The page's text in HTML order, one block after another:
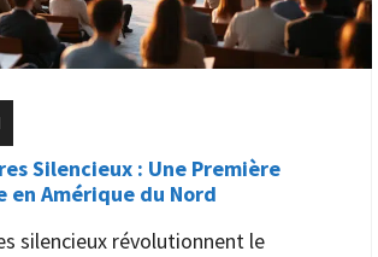
Silencieux : Une Première
en Amérique du Nord
silencieux révolutionnent le